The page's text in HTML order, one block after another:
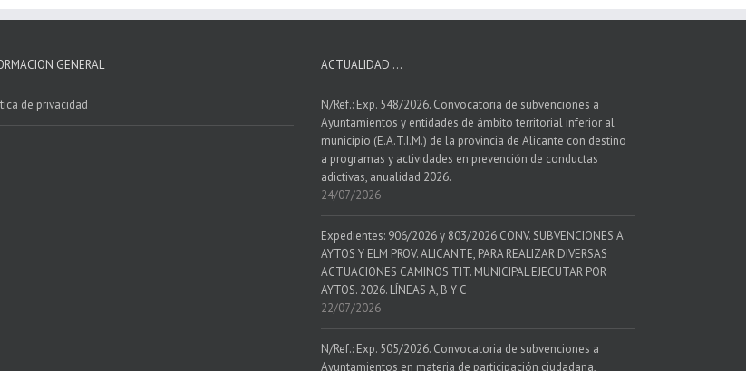
GENERAL
de privacidad
ACTUALIDAD …
N/Ref.: Exp. 548/2026. Convocatoria de subvenciones a
Ayuntamientos y entidades de ámbito territorial inferior al
municipio (E.A.T.I.M.) de la provincia de Alicante con destino
a programas y actividades en prevención de conductas
adictivas, anualidad 2026.
24/07/2026
Expedientes: 906/2026 y 803/2026 CONV. SUBVENCIONES A
AYTOS Y ELM PROV. ALICANTE, PARA REALIZAR DIVERSAS
ACTUACIONES CAMINOS TIT. MUNICIPAL EJECUTAR POR
AYTOS. 2026. LÍNEAS A, B Y C
22/07/2026
N/Ref.: Exp. 505/2026. Convocatoria de subvenciones a
Ayuntamientos en materia de participación ciudadana,